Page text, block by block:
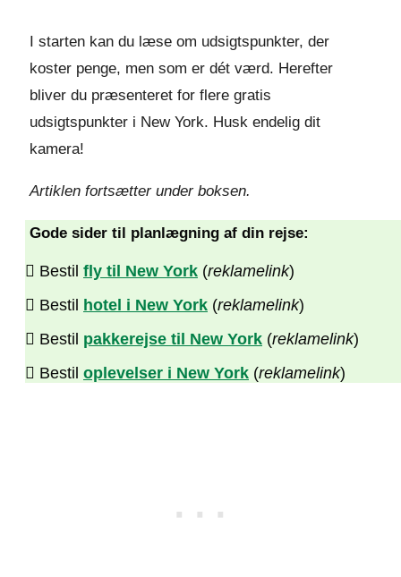
I starten kan du læse om udsigtspunkter, der
koster penge, men som er dét værd. Herefter
bliver du præsenteret for flere gratis
udsigtspunkter i New York. Husk endelig dit
kamera!
Artiklen fortsætter under boksen.
Gode sider til planlægning af din rejse:
Bestil fly til New York (reklamelink)
Bestil hotel i New York (reklamelink)
Bestil pakkerejse til New York (reklamelink)
Bestil oplevelser i New York (reklamelink)